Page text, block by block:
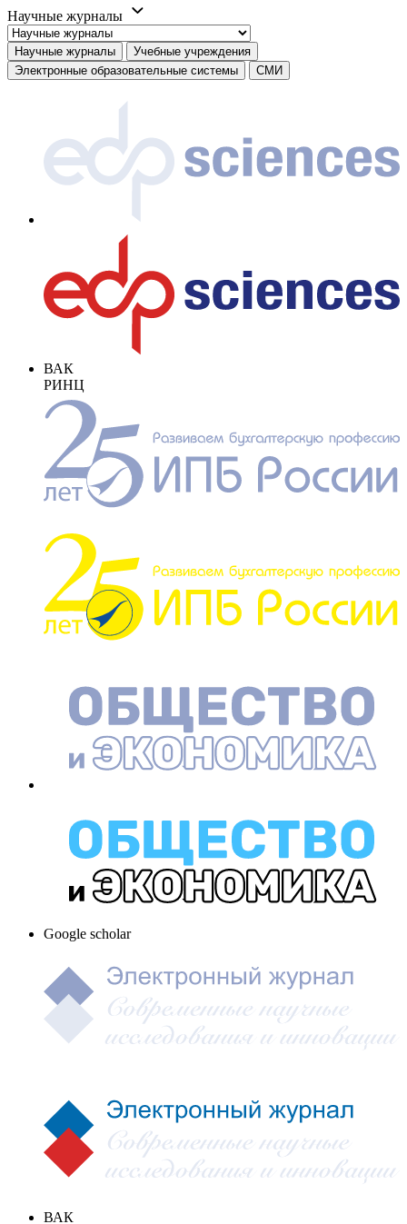
Научные журналы
Научные журналы
Учебные учреждения
Электронные образовательные системы
СМИ
ВАК
РИНЦ
Google scholar
ВАК